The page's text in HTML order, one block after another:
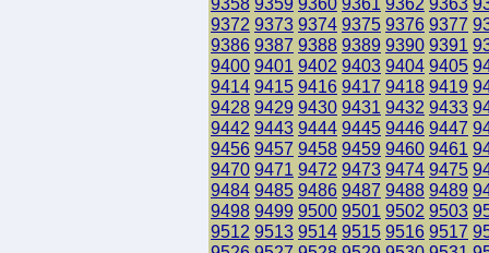
9372 9373 9374 9375 9376 9377
9386 9387 9388 9389 9390 9391
9400 9401 9402 9403 9404 9405
9414 9415 9416 9417 9418 9419
9428 9429 9430 9431 9432 9433
9442 9443 9444 9445 9446 9447
9456 9457 9458 9459 9460 9461
9470 9471 9472 9473 9474 9475
9484 9485 9486 9487 9488 9489
9498 9499 9500 9501 9502 9503
9512 9513 9514 9515 9516 9517